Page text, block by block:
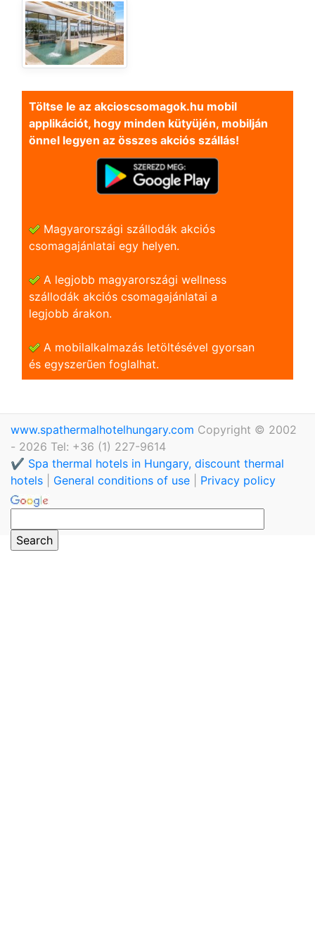
Töltse le az akcioscsomagok.hu mobil
applikációt, hogy minden kütyüjén, mobilján
önnel legyen az összes akciós szállás!
Magyarországi szállodák akciós
csomagajánlatai egy helyen.
A legjobb magyarországi wellness
szállodák akciós csomagajánlatai a
legjobb árakon.
A mobilalkalmazás letöltésével gyorsan
és egyszerũen foglalhat.
www.spathermalhotelhungary.com Copyright © 2002
- 2026 Tel: +36 (1) 227-9614
✔️ Spa thermal hotels in Hungary, discount thermal
hotels
General conditions of use Privacy policy